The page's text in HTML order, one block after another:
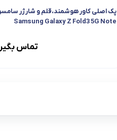
پک اصلی کاور هوشمند،قلم و شارژر
Samsung Galaxy Z Fold3 5G Note
تماس